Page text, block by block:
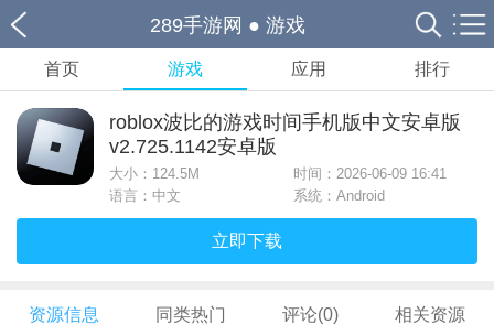
289手游网 ● 游戏
首页 游戏 应用 排行
roblox波比的游戏时间手机版中文安卓版
v2.725.1142安卓版
大小： 124.5M
时间：2026-06-09 16:41
语言：中文
系统：Android
立即下载
资源信息 同类热门 评论(0) 相关资源